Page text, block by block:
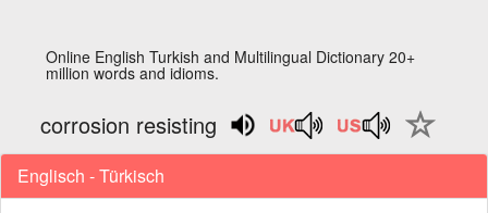
Online English Turkish and Multilingual Dictionary 20+
million words and idioms.
corrosion resisting
Englisch - Türkisch